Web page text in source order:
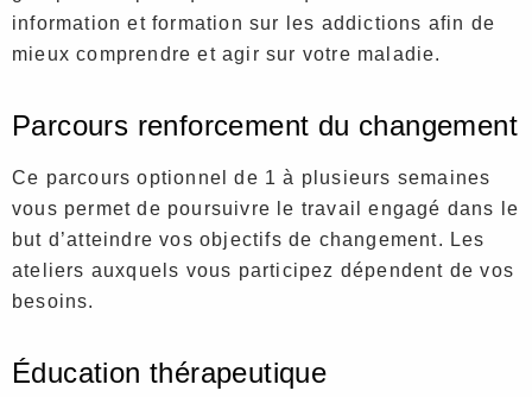
information et formation sur les addictions afin de
mieux comprendre et agir sur votre maladie.
Parcours renforcement du changement
Ce parcours optionnel de 1 à plusieurs semaines
vous permet de poursuivre le travail engagé dans le
but d’atteindre vos objectifs de changement. Les
ateliers auxquels vous participez dépendent de vos
besoins.
Éducation thérapeutique